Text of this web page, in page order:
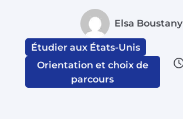
Elsa Boustany
Étudier aux États-Unis
Orientation et choix de
parcours